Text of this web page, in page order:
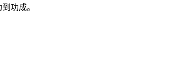
功成。